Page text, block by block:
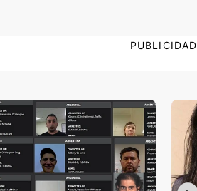
PUBLICIDAD